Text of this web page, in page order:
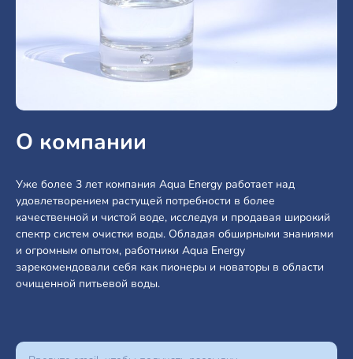
О компании
Уже более 3 лет компания Aqua Energy работает над
удовлетворением растущей потребности в более
качественной и чистой воде, исследуя и продавая широкий
спектр систем очистки воды. Обладая обширными знаниями
и огромным опытом, работники Aqua Energy
зарекомендовали себя как пионеры и новаторы в области
очищенной питьевой воды.